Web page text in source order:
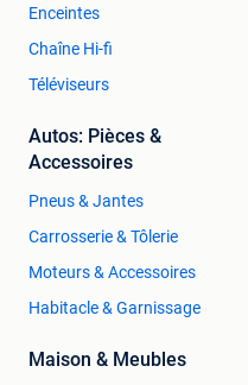
Enceintes
Chaîne Hi-fi
Téléviseurs
Autos: Pièces &
Accessoires
Pneus & Jantes
Carrosserie & Tôlerie
Moteurs & Accessoires
Habitacle & Garnissage
Maison & Meubles